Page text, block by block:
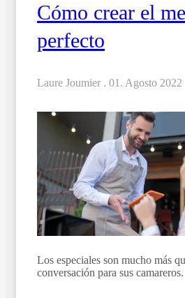
Cómo crear el
perfecto
Laure Joumier . 01. Agosto 2022
Los especiales son mucho más
conversación para sus camareros.